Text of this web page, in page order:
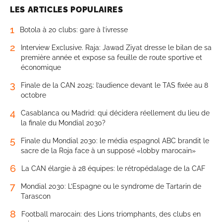
LES ARTICLES POPULAIRES
1 Botola à 20 clubs: gare à l’ivresse
2
Interview Exclusive. Raja: Jawad Ziyat dresse le bilan de sa
première année et expose sa feuille de route sportive et
économique
3
Finale de la CAN 2025: l’audience devant le TAS fixée au 8
octobre
4
Casablanca ou Madrid: qui décidera réellement du lieu de
la finale du Mondial 2030?
5
Finale du Mondial 2030: le média espagnol ABC brandit le
sacre de la Roja face à un supposé «lobby marocain»
6 La CAN élargie à 28 équipes: le rétropédalage de la CAF
7
Mondial 2030: L’Espagne ou le syndrome de Tartarin de
Tarascon
8
Football marocain: des Lions triomphants, des clubs en